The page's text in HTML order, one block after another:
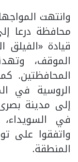
وانتهت
محافظة درعا
قيادة
الموقف،
المحافظتين.
الروسية في
إلى مدينة
في
واتفقوا على
المنطقة.